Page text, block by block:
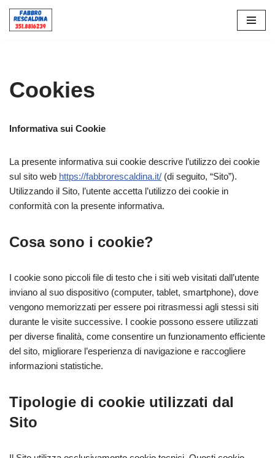
Vai
Cookies
Informativa sui Cookie
La presente informativa sui cookie descrive l’utilizzo dei cookie
sul sito web https://fabbrorescaldina.it/ (di seguito, “Sito”).
Utilizzando il Sito, l’utente accetta l’utilizzo dei cookie in
conformità con la presente informativa.
Cosa sono i cookie?
I cookie sono piccoli file di testo che i siti web visitati dall’utente
inviano al suo dispositivo (computer, tablet, smartphone), dove
vengono memorizzati per essere poi ritrasmessi agli stessi siti
durante le visite successive. I cookie possono essere utilizzati
per diverse finalità, come consentire un funzionamento efficiente
del sito, migliorare l’esperienza di navigazione e raccogliere
informazioni statistiche.
Tipologie di cookie utilizzati dal
Sito